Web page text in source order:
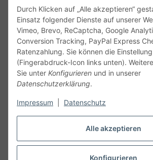
Alle akzeptieren
Konfigurieren
Durch Klicken auf „Alle akzeptieren“
Einsatz folgender Dienste auf unserer
Vimeo, Brevo, ReCaptcha, Google
Conversion Tracking, PayPal Express
Ratenzahlung. Sie können die
(Fingerabdruck-Icon links unten).
Sie unter Konfigurieren und in unserer
Datenschutzerklärung.
Impressum Datenschutz
Service
Gesetzliche Informationen
Alle technischen Angaben ohne Gewähr.
Angaben vorbehalten. Wenn Sie
unseren Kundenservice. Abbildungen
Vertrag widerrufen